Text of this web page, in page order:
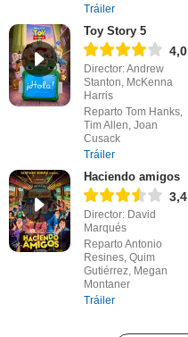
Tráiler
Toy Story 5
4,0
Director: Andrew
Stanton, McKenna
Harris
Reparto Tom Hanks,
Tim Allen, Joan
Cusack
Tráiler
Haciendo amigos
3,4
Director: David
Marqués
Reparto Antonio
Resines, Quim
Gutiérrez, Megan
Montaner
Tráiler